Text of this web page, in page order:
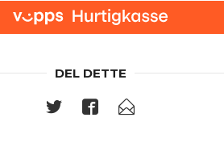
DEL DETTE